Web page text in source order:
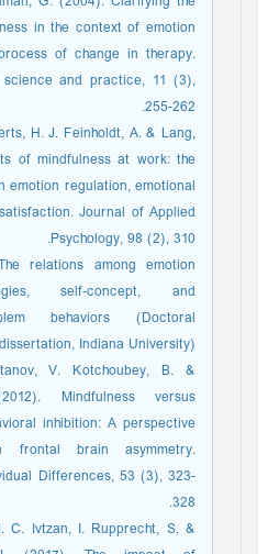
in the context of emotion
of change in therapy.
science and practice, 11 (3),
255-262.
H. J. Feinholdt, A. & Lang,
of mindfulness at work: the
emotion regulation, emotional
Journal of Applied
Psychology, 98 (2), 310.
relations among emotion
self-concept, and
behaviors (Doctoral
dissertation, Indiana University).
V. Kotchoubey, B. &
Mindfulness versus
inhibition: A perspective
frontal brain asymmetry.
Differences, 53 (3), 323-
328.
C. Ivtzan, I. Rupprecht, S. &